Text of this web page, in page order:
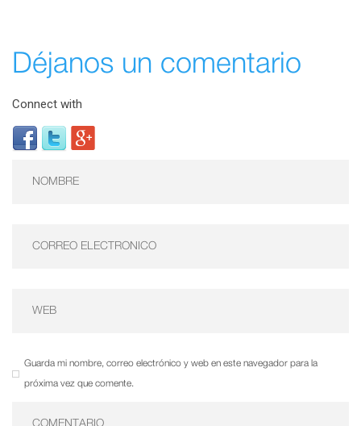
Déjanos un comentario
Connect with
Guarda mi nombre, correo electrónico y web en este navegador para la
próxima vez que comente.